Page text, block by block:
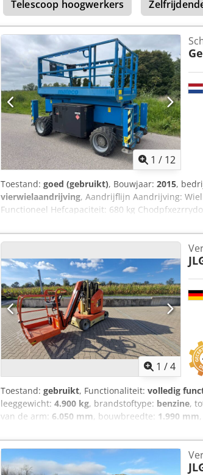
magazijntechniek aan. Onze apparaten worden
Neem gerust contact met ons op via e-mail of
kopen wij ook uw gebruikte machines in, ook
tegen aantrekkelijke voorwaarden zijn op
uitgebreid over onze voertuigen.
Telescoop hoogwerkers
1 / 12
Toestand: goed (gebruikt), Bouwjaar: 2015,
vierwielaandrijving, Aandrijflijn Aandrijving:
Functioneel Hefcapaciteit: 680 kg
Onderhoud, geschiedenis en staat Aantal
Aanvullende informatie Emissieklasse: Stage
inspectie: 2026-08-04 Type terrein: oneffen
Joosse voor meer informatie.
1 /4
Toestand: gebruikt, Functionaliteit: volledig
leeggewicht: 4.900 kg, brandstoftype: benzine,
van de arm: 6.050 mm, bouwbreedte: 1.990 mm
inzetbaar en volledig functioneel Technische